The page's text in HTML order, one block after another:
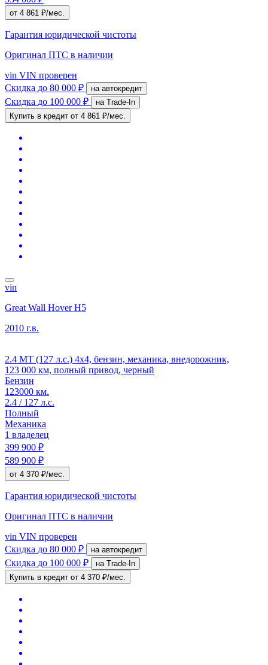
от 4 861 ₽/мес.
Гарантия юридической чистоты
Оригинал ПТС в наличии
vin VIN проверен
Скидка до 80 000 ₽ на автокредит
Скидка до 100 000 ₽
на Trade-In
Купить в кредит от 4 861 ₽/мес.
vin
Great Wall Hover H5
2010 г.в.
2.4 MT (127 л.с.) 4x4, бензин, механика, внедорожник,
123 000 км, полный привод, черный
Бензин
123000 км.
2.4 / 127 л.с.
Полный
Механика
1 владелец
399 900 ₽
589 900 ₽
от 4 370 ₽/мес.
Гарантия юридической чистоты
Оригинал ПТС в наличии
vin VIN проверен
Скидка до 80 000 ₽ на автокредит
Скидка до 100 000 ₽
на Trade-In
Купить в кредит от 4 370 ₽/мес.